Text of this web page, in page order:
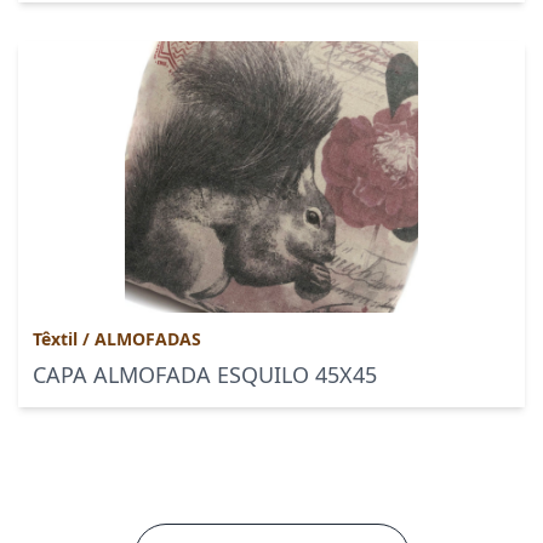
Têxtil / ALMOFADAS
CAPA ALMOFADA ESQUILO 45X45